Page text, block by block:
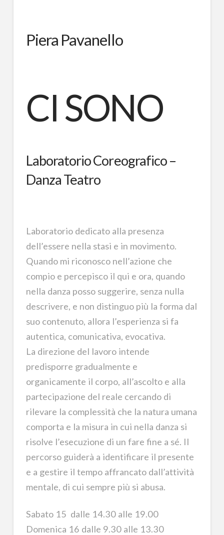
Piera Pavanello
CI SONO
Laboratorio Coreografico –
Danza Teatro
Laboratorio dedicato alla presenza
dell’essere nella stasi e in movimento.
Quando mi riconosco nell’azione che
compio e percepisco il qui e ora, quando
nella danza posso suggerire, senza nulla
descrivere, e non distinguo più la forma dal
suo contenuto, allora l’esperienza si fa
autentica, comunicativa, evocativa.
La direzione del lavoro intende
predisporre gradualmente e
organicamente il corpo, all’ascolto e alla
partecipazione del reale cercando di
rilevare la complessità che la natura umana
comporta e la misura in cui nella danza si
risolve l’esecuzione di un fare fine a sé. Il
percorso guiderà a identificare il presente
e a gestire il tempo affrancato dall’attività
mentale, di cui sempre più si abusa.
Sabato 15 dalle 14.30 alle 19.00
Domenica 16 dalle 9.30 alle 13.30